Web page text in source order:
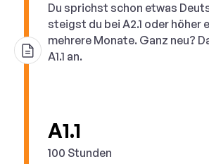
Du sprichst schon etwas
steigst du bei A2.1 oder höher
mehrere Monate. Ganz neu?
A1.1 an.
A1.1
100 Stunden